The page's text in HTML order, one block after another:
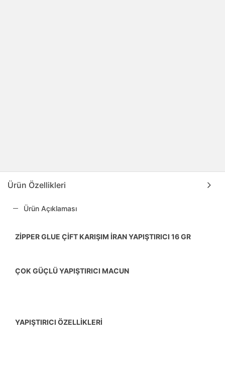
Ürün Özellikleri
Ürün Açıklaması
ZİPPER GLUE ÇİFT KARIŞIM İRAN YAPIŞTIRICI 16 GR
ÇOK GÜÇLÜ YAPIŞTIRICI MACUN
YAPIŞTIRICI ÖZELLİKLERİ